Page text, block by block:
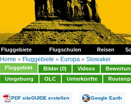
Fluggebiete Flugschulen Reisen
Home » Fluggebiete » Europa » Slowakei
Fluggebiet Bilder (0) Videos
Umgebung
OLC Unterkünfte
PDF siteGUIDE erstellen Google Earth